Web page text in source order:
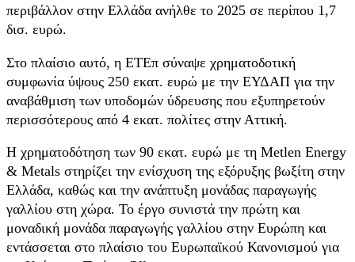
περιβάλλον στην Ελλάδα ανήλθε το 2025 σε περίπου 1,7
δισ. ευρώ.
Στο πλαίσιο αυτό, η ΕΤΕπ σύναψε χρηματοδοτική
συμφωνία ύψους 250 εκατ. ευρώ με την ΕΥΔΑΠ για την
αναβάθμιση των υποδομών ύδρευσης που εξυπηρετούν
περισσότερους από 4 εκατ. πολίτες στην Αττική.
Η χρηματοδότηση των 90 εκατ. ευρώ με τη Metlen Energy
& Metals στηρίζει την ενίσχυση της εξόρυξης βωξίτη στην
Ελλάδα, καθώς και την ανάπτυξη μονάδας παραγωγής
γαλλίου στη χώρα. Το έργο συνιστά την πρώτη και
μοναδική μονάδα παραγωγής γαλλίου στην Ευρώπη και
εντάσσεται στο πλαίσιο του Ευρωπαϊκού Κανονισμού για